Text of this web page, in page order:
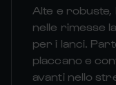
Alte e robuste,
nelle rimesse
per i lanci.
placcano e
avanti nello